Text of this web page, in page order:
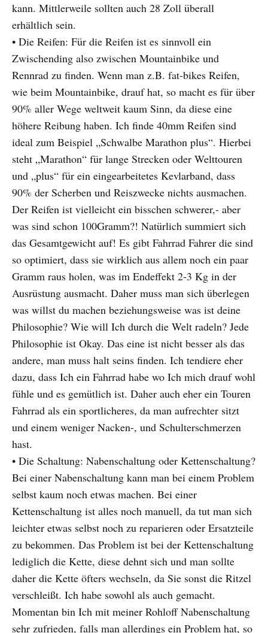
kann. Mittlerweile sollten auch 28 Zoll überall
erhältlich sein.
• Die Reifen: Für die Reifen ist es sinnvoll ein
Zwischending also zwischen Mountainbike und
Rennrad zu finden. Wenn man z.B. fat-bikes Reifen,
wie beim Mountainbike, drauf hat, so macht es für über
90% aller Wege weltweit kaum Sinn, da diese eine
höhere Reibung haben. Ich finde 40mm Reifen sind
ideal zum Beispiel „Schwalbe Marathon plus“. Hierbei
steht „Marathon“ für lange Strecken oder Welttouren
und „plus“ für ein eingearbeitetes Kevlarband, dass
90% der Scherben und Reiszwecke nichts ausmachen.
Der Reifen ist vielleicht ein bisschen schwerer,- aber
was sind schon 100Gramm?! Natürlich summiert sich
das Gesamtgewicht auf! Es gibt Fahrrad Fahrer die sind
so optimiert, dass sie wirklich aus allem noch ein paar
Gramm raus holen, was im Endeffekt 2-3 Kg in der
Ausrüstung ausmacht. Daher muss man sich überlegen
was willst du machen beziehungsweise was ist deine
Philosophie? Wie will Ich durch die Welt radeln? Jede
Philosophie ist Okay. Das eine ist nicht besser als das
andere, man muss halt seins finden. Ich tendiere eher
dazu, dass Ich ein Fahrrad habe wo Ich mich drauf wohl
fühle und es gemütlich ist. Daher auch eher ein Touren
Fahrrad als ein sportlicheres, da man aufrechter sitzt
und einem weniger Nacken-, und Schulterschmerzen
hast.
• Die Schaltung: Nabenschaltung oder Kettenschaltung?
Bei einer Nabenschaltung kann man bei einem Problem
selbst kaum noch etwas machen. Bei einer
Kettenschaltung ist alles noch manuell, da tut man sich
leichter etwas selbst noch zu reparieren oder Ersatzteile
zu bekommen. Das Problem ist bei der Kettenschaltung
lediglich die Kette, diese dehnt sich und man sollte
daher die Kette öfters wechseln, da Sie sonst die Ritzel
verschleißt. Ich habe sowohl als auch gemacht.
Momentan bin Ich mit meiner Rohloff Nabenschaltung
sehr zufrieden, falls man allerdings ein Problem hat, so